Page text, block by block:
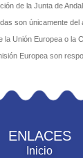
de la Junta de
son únicamente del
la Unión Europea o la
Europea son
ENLACES
Inicio